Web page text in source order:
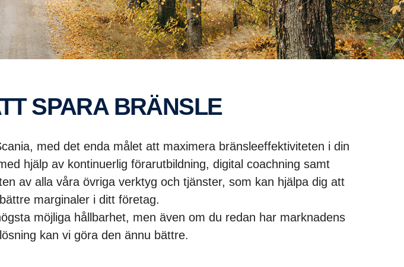
SPARA BRÄNSLE
med det enda målet att maximera bränsleeffektiviteten i din
hjälp av kontinuerlig förarutbildning, digital coachning samt
av alla våra övriga verktyg och tjänster, som kan hjälpa dig att
marginaler i ditt företag.
möjliga hållbarhet, men även om du redan har marknadens
kan vi göra den ännu bättre.